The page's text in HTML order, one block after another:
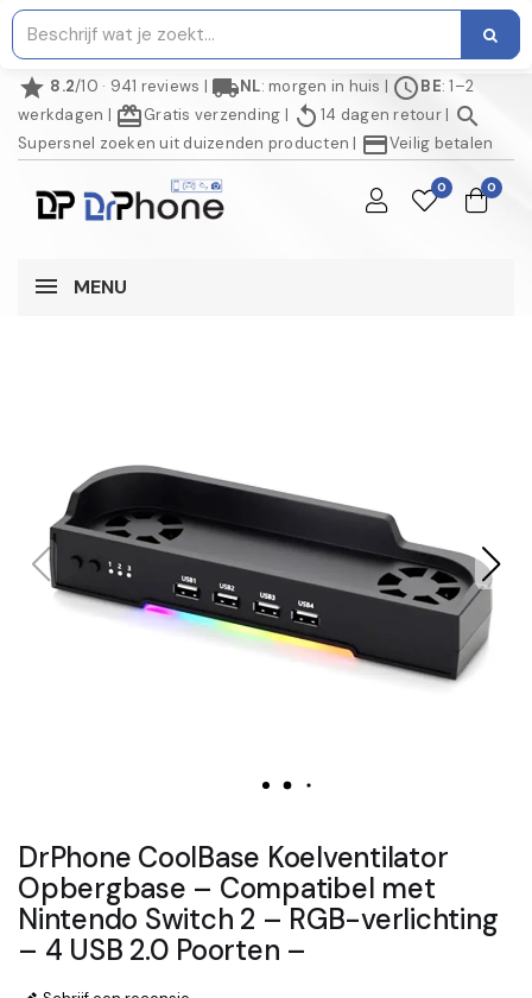
star 8.2/10 · 941 reviews | local_shippingNL: morgen in huis | scheduleBE: 1–2
werkdagen | redeemGratis verzending | replay 14 dagen retour| search
Supersnel zoeken uit duizenden producten | credit_cardVeilig betalen
0 0
MENU
DrPhone CoolBase Koelventilator
Opbergbase – Compatibel met
Nintendo Switch 2 – RGB-verlichting
– 4 USB 2.0 Poorten –